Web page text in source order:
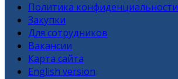
Политика конфиденциальности
Закупки
Для сотрудников
Вакансии
Карта сайта
English version